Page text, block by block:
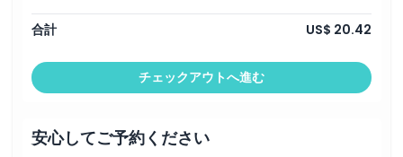
注意事項
場所
服装規定
合計 US$ 20.42
チェックアウトへ進む
安心してご予約ください